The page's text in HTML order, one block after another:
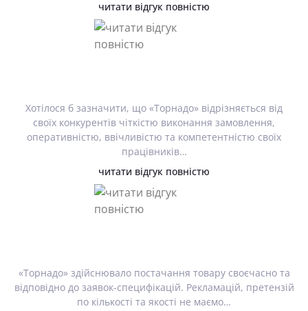
читати відгук повністю
Хотілося б зазначити, що «Торнадо» відрізняється від
своїх конкурентів чіткістю виконання замовлення,
оперативністю, ввічливістю та компетентністю своїх
працівників…
читати відгук повністю
«Торнадо» здійснювало постачання товару своєчасно та
відповідно до заявок-специфікацій. Рекламацій, претензій
по кількості та якості не маємо…